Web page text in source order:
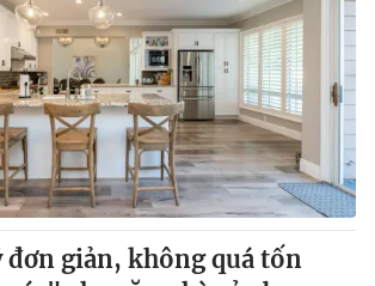
tế
đơn giản, không quá tốn